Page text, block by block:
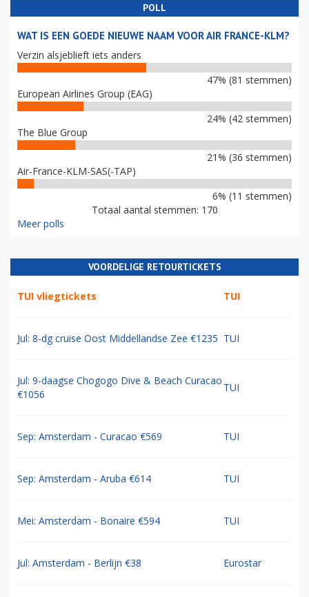
POLL
WAT IS EEN GOEDE NIEUWE NAAM VOOR AIR FRANCE-KLM?
Verzin alsjeblieft iets anders
47% (81 stemmen)
European Airlines Group (EAG)
24% (42 stemmen)
The Blue Group
21% (36 stemmen)
Air-France-KLM-SAS(-TAP)
6% (11 stemmen)
Totaal aantal stemmen: 170
Meer polls
VOORDELIGE RETOURTICKETS
TUI vliegtickets TUI
Jul: 8-dg cruise Oost Middellandse Zee €1235 TUI
Jul: 9-daagse Chogogo Dive & Beach Curacao
€1056
TUI
Sep: Amsterdam - Curacao €569 TUI
Sep: Amsterdam - Aruba €614 TUI
Mei: Amsterdam - Bonaire €594 TUI
Jul: Amsterdam - Berlijn €38 Eurostar